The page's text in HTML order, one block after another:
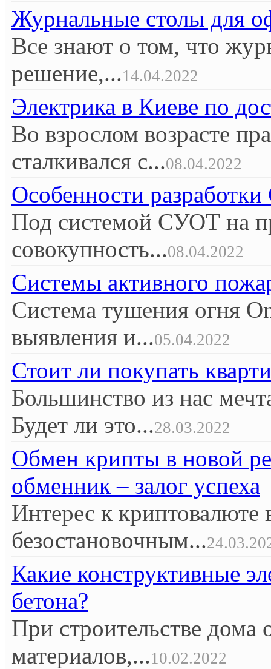
Журнальные столы для
Все знают о том, что
решение,...14.04.2022
Электрика в Киеве по
Во взрослом возрасте
сталкивался с...08.04.2022
Особенности
Под системой СУОТ на
совокупность...08.04.2022
Системы активного
Система тушения огня
выявления и...05.04.2022
Стоит ли покупать
Большинство из нас
Будет ли это...28.03.2022
Обмен крипты в новой
обменник – залог успеха
Интерес к криптовалюте
безостановочным...
Какие конструктивные
бетона?
При строительстве
материалов,...10.02.2022